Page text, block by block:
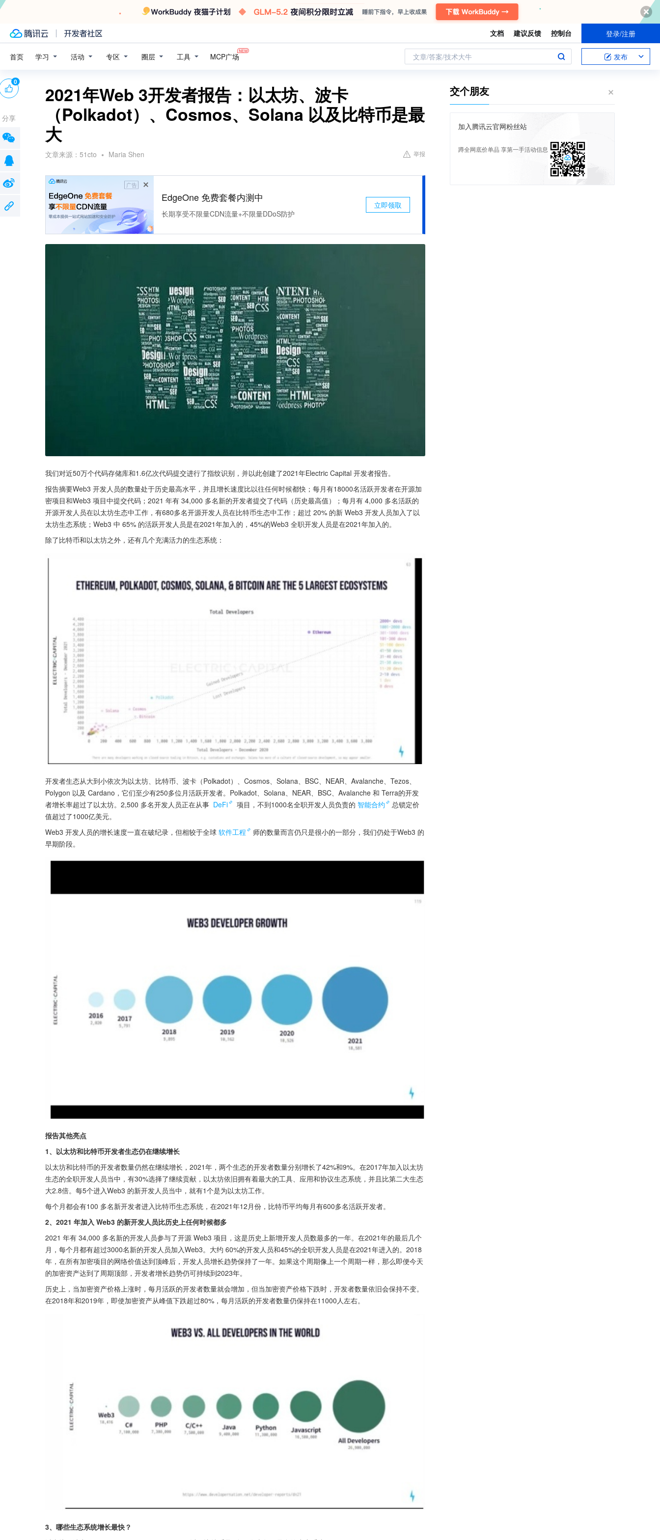
文档 建议反馈 控制台 登录/注册
首页 学习 活动 专区 圈层 工具 MCP广场 文章/答案/技术大牛 发布
2021年Web 3开发者报告：以太坊、波卡
（Polkadot）、Cosmos、Solana 以及比特币是最
大
文章来源： 51cto Maria Shen 举报
广告
EdgeOne 免费套餐内测中
长期享受不限量CDN流量+不限量DDoS防护
立即领取
我们对近50万个代码存储库和1.6亿次代码提交进行了指纹识别，并以此创建了2021年Electric Capital 开发者报告。
报告摘要Web3 开发人员的数量处于历史最高水平，并且增长速度比以往任何时候都快；每月有18000名活跃开发者在开源加
密项目和Web3 项目中提交代码；2021 年有 34,000 多名新的开发者提交了代码（历史最高值）；每月有 4,000 多名活跃的
开源开发人员在以太坊生态中工作，有680多名开源开发人员在比特币生态中工作；超过 20% 的新 Web3 开发人员加入了以
太坊生态系统；Web3 中 65% 的活跃开发人员是在2021年加入的，45%的Web3 全职开发人员是在2021年加入的。
除了比特币和以太坊之外，还有几个充满活力的生态系统：
开发者生态从大到小依次为以太坊、比特币、波卡（Polkadot）、Cosmos、Solana、BSC、NEAR、Avalanche、Tezos、
Polygon 以及 Cardano，它们至少有250多位月活跃开发者。Polkadot、Solana、NEAR、BSC、Avalanche 和 Terra的开发
者增长率超过了以太坊。2,500 多名开发人员正在从事 DeFi 项目，不到1000名全职开发人员负责的 智能合约
总锁定价
值超过了1000亿美元。
Web3 开发人员的增长速度一直在破纪录，但相较于全球 软件工程
师的数量而言仍只是很小的一部分，我们仍处于Web3 的
早期阶段。
报告其他亮点
1、以太坊和比特币开发者生态仍在继续增长
以太坊和比特币的开发者数量仍然在继续增长，2021年，两个生态的开发者数量分别增长了42%和9%。在2017年加入以太坊
生态的全职开发人员当中，有30%选择了继续贡献，以太坊依旧拥有着最大的工具、应用和协议生态系统，并且比第二大生态
大2.8倍。每5个进入Web3 的新开发人员当中，就有1个是为以太坊工作。
每个月都会有100 多名新开发者进入比特币生态系统，在2021年12月份，比特币平均每月有600多名活跃开发者。
2、2021 年加入 Web3 的新开发人员比历史上任何时候都多
2021 年有 34,000 多名新的开发人员参与了开源 Web3 项目，这是历史上新增开发人员数最多的一年。在2021年的最后几个
月，每个月都有超过3000名新的开发人员加入Web3。大约 60%的开发人员和45%的全职开发人员是在2021年进入的。2018
年，在所有加密项目的网络价值达到顶峰后，开发人员增长趋势保持了一年。如果这个周期像上一个周期一样，那么即便今天
的加密资产达到了周期顶部，开发者增长趋势仍可持续到2023年。
历史上，当加密资产价格上涨时，每月活跃的开发者数量就会增加，但当加密资产价格下跌时，开发者数量依旧会保持不变。
在2018年和2019年，即使加密资产从峰值下跌超过80%，每月活跃的开发者数量仍保持在11000人左右。
3、哪些生态系统增长最快？
0
分享
交个朋友
加入腾讯云官网粉丝站
蹲全网底价单品 享第一手活动信息